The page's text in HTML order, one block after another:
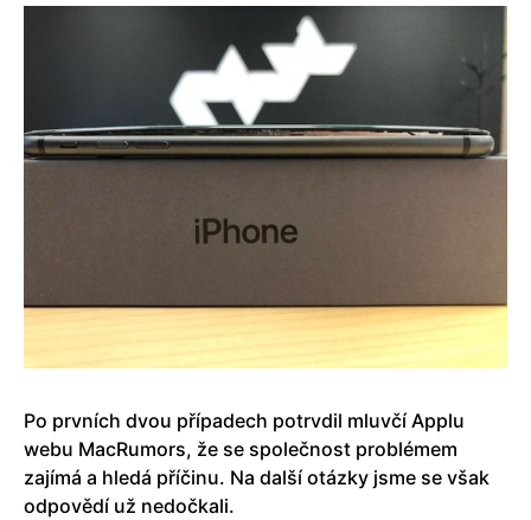
Po prvních dvou případech potrvdil mluvčí Applu
webu MacRumors, že se společnost problémem
zajímá a hledá příčinu. Na další otázky jsme se však
odpovědí už nedočkali.